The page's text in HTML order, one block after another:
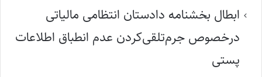
ابطال بخشنامه دادستان انتظامی مالیاتی
درخصوص جرم‌تلقی‌کردن عدم انطباق اطلاعات
پستی